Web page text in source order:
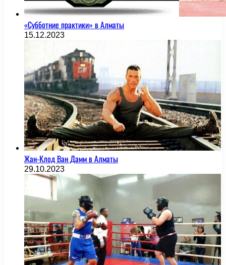
«Субботние практики» в Алматы
15.12.2023
Жан-Клод Ван Дамм в Алматы
29.10.2023